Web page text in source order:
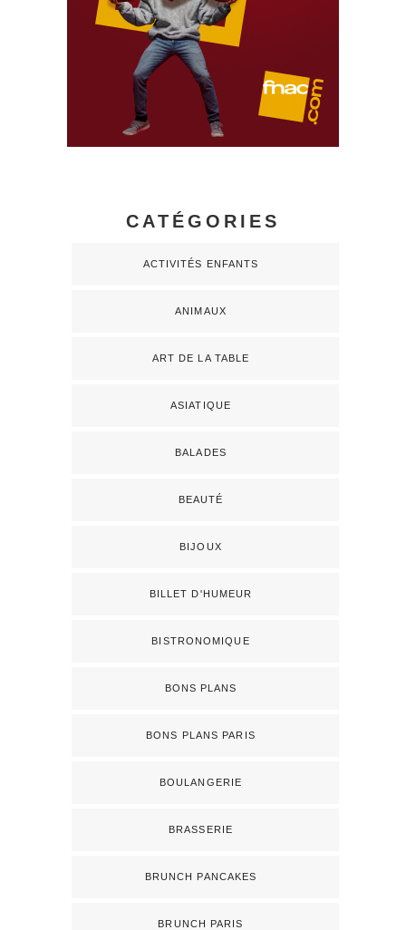
CATÉGORIES
ACTIVITÉS ENFANTS
ANIMAUX
ART DE LA TABLE
ASIATIQUE
BALADES
BEAUTÉ
BIJOUX
BILLET D'HUMEUR
BISTRONOMIQUE
BONS PLANS
BONS PLANS PARIS
BOULANGERIE
BRASSERIE
BRUNCH PANCAKES
BRUNCH PARIS